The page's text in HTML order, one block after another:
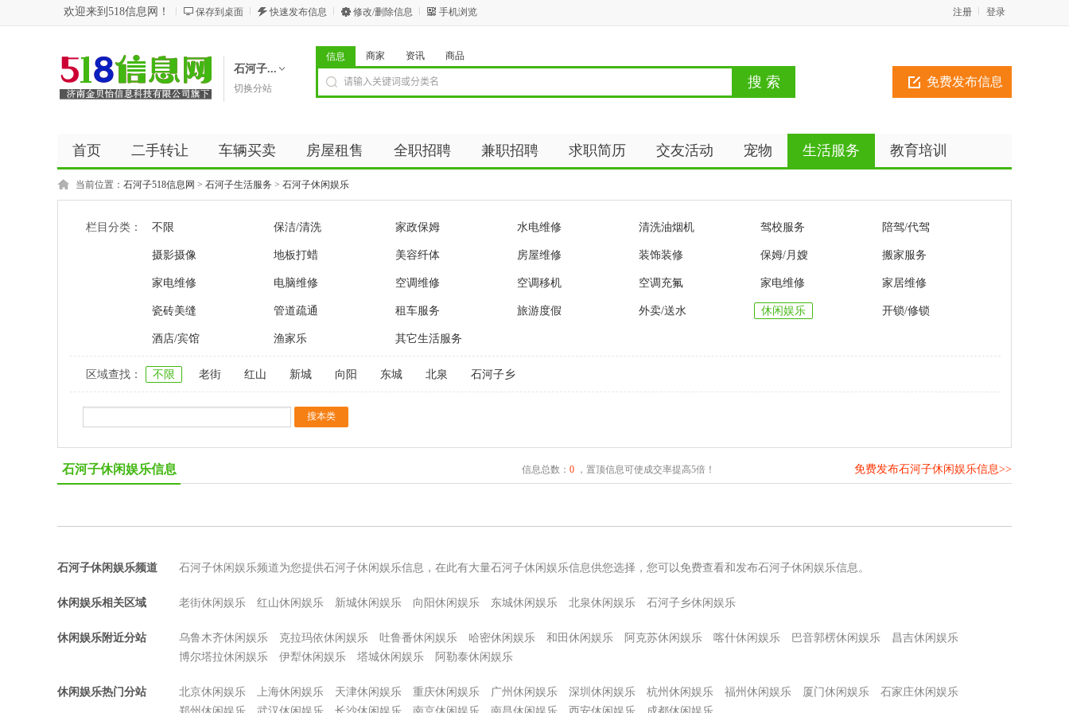
欢迎来到518信息网！ 保存到桌面 快速发布信息 修改/删除信息 手机浏览 登录
注册
石河子...
切换分站 免费发布信息
信息 商家 资讯 商品
首页 二手转让 车辆买卖 房屋租售 全职招聘 兼职招聘 求职简历 交友活动 宠物 生活服务 教育培训
商务服务 五金建材 优惠券 新闻资讯
当前位置： 石河子518信息网 > 石河子生活服务 > 石河子休闲娱乐
栏目分类： 不限 保洁/清洗 家政保姆 水电维修 清洗油烟机 驾校服务 陪驾/代驾
摄影摄像 地板打蜡 美容纤体 房屋维修 装饰装修 保姆/月嫂 搬家服务
家电维修 电脑维修 空调维修 空调移机 空调充氟 家电维修 家居维修
瓷砖美缝 管道疏通 租车服务 旅游度假 外卖/送水 休闲娱乐 开锁/修锁
酒店/宾馆 渔家乐 其它生活服务
区域查找： 不限 老街 红山 新城 向阳 东城 北泉 石河子乡
石河子休闲娱乐信息 信息总数： 0，置顶信息可使成交率提高5倍！ 免费发布石河子休闲娱乐信息>>
石河子休闲娱乐频道 石河子休闲娱乐频道为您提供石河子休闲娱乐信息，在此有大量石河子休闲娱乐信息供您选择，您可以免费查看和发布石河子休闲娱乐信息。
休闲娱乐相关区域 老街休闲娱乐 红山休闲娱乐 新城休闲娱乐 向阳休闲娱乐 东城休闲娱乐 北泉休闲娱乐 石河子乡休闲娱乐
休闲娱乐附近分站 乌鲁木齐休闲娱乐 克拉玛依休闲娱乐 吐鲁番休闲娱乐 哈密休闲娱乐 和田休闲娱乐 阿克苏休闲娱乐 喀什休闲娱乐 巴音郭楞休闲娱乐
昌吉休闲娱乐
博尔塔拉休闲娱乐
伊犁休闲娱乐 塔城休闲娱乐 阿勒泰休闲娱乐
休闲娱乐热门分站 北京休闲娱乐 上海休闲娱乐 天津休闲娱乐 重庆休闲娱乐 广州休闲娱乐 深圳休闲娱乐 杭州休闲娱乐 福州休闲娱乐 厦门休闲娱乐
石家庄休闲娱乐